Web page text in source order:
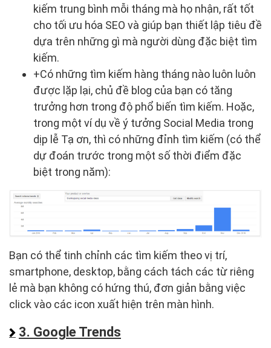
kiếm trung bình mỗi tháng mà họ nhận, rất tốt
cho tối ưu hóa SEO và giúp bạn thiết lập tiêu đề
dựa trên những gì mà người dùng đặc biệt tìm
kiếm.
+Có những tìm kiếm hàng tháng nào luôn luôn
được lặp lại, chủ đề blog của bạn có tăng
trưởng hơn trong độ phổ biến tìm kiếm. Hoặc,
trong một ví dụ về ý tưởng Social Media trong
dịp lễ Tạ ơn, thì có những đỉnh tìm kiếm (có thể
dự đoán trước trong một số thời điểm đặc
biệt trong năm):
Bạn có thể tinh chỉnh các tìm kiếm theo vị trí,
smartphone, desktop, bằng cách tách các từ riêng
lẻ mà bạn không có hứng thú, đơn giản bằng việc
click vào các icon xuất hiện trên màn hình.
3. Google Trends